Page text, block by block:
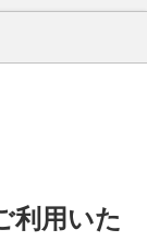
利用いた